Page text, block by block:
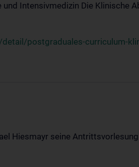
Intensivmedizin Die Klinische
postgraduales-curriculum-
Hiesmayr seine